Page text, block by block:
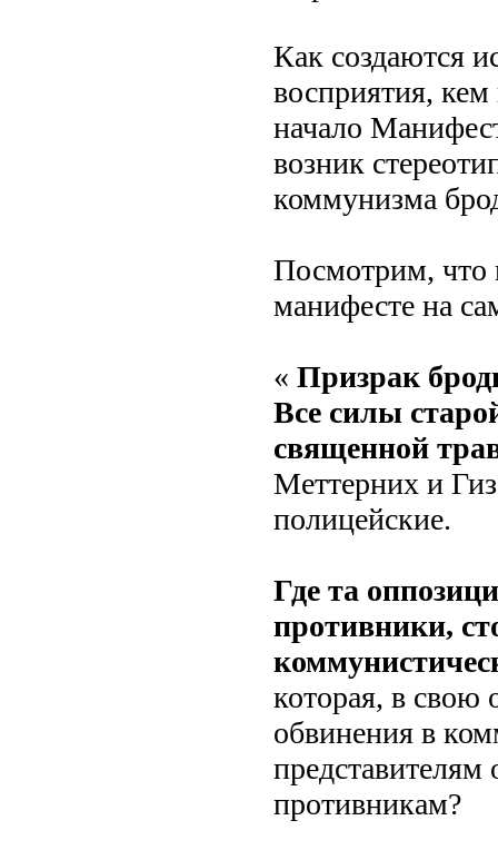
Как создаются
восприятия,
начало
возник
коммунизма
Посмотрим, что
манифесте на
« Призрак
Все силы
священной
Меттерних и
полицейские.
Где та
противники,
которая, в свою
обвинения в
противникам?